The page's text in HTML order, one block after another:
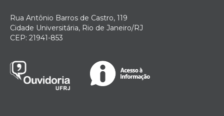
Rua Antônio Barros de Castro, 119
Cidade Universitária, Rio de Janeiro/RJ
CEP: 21941-853